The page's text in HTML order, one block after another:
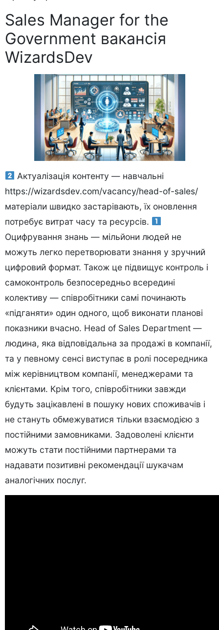
Sales Manager for the
Government вакансія
WizardsDev
Актуалізація контенту — навчальні
https://wizardsdev.com/vacancy/head-of-sales/
матеріали швидко застарівають, їх оновлення
потребує витрат часу та ресурсів.
Оцифрування знань — мільйони людей не
можуть легко перетворювати знання у зручний
цифровий формат. Також це підвищує контроль і
самоконтроль безпосередньо всередині
колективу — співробітники самі починають
«підганяти» один одного, щоб виконати планові
показники вчасно. Head of Sales Department —
людина, яка відповідальна за продажі в компанії,
та у певному сенсі виступає в ролі посередника
між керівництвом компанії, менеджерами та
клієнтами. Крім того, співробітники завжди
будуть зацікавлені в пошуку нових споживачів і
не стануть обмежуватися тільки взаємодією з
постійними замовниками. Задоволені клієнти
можуть стати постійними партнерами та
надавати позитивні рекомендації шукачам
аналогічних послуг.